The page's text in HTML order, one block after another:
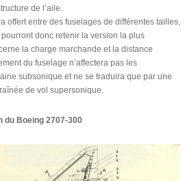
de l’aile.
offert entre des fuselages de différentes tailles,
donc retenir la version la plus
la charge marchande et la distance
du fuselage n’affectera pas les
subsonique et ne se traduira que par une
de vol supersonique.
du Boeing 2707-300